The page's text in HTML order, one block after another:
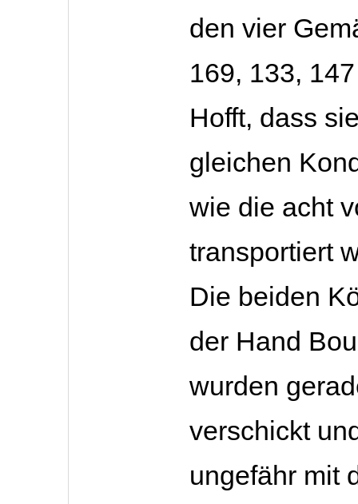
den vier
169, 133,
Hofft, dass
gleichen
wie die acht
transportiert
Die beiden
der Hand
wurden
verschickt
ungefähr mit